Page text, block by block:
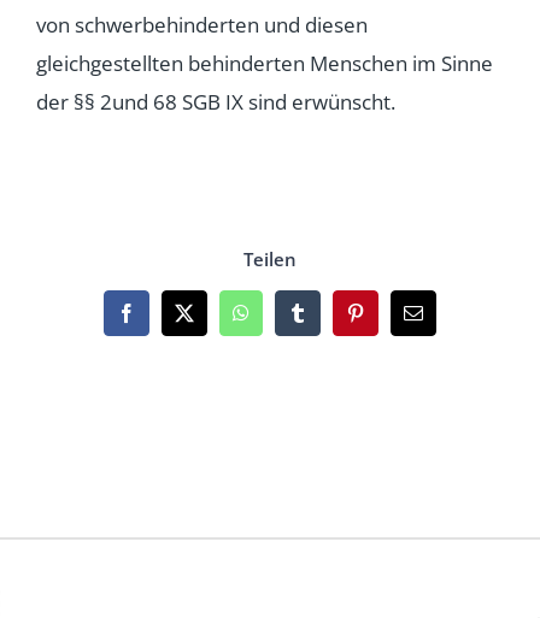
von schwerbehinderten und diesen
gleichgestellten behinderten Menschen im Sinne
der §§ 2und 68 SGB IX sind erwünscht.
Teilen
Facebook
X WhatsAppTumblrPinterestEmail